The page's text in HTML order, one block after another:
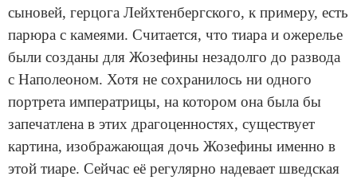
сыновей, герцога Лейхтенбергского, к примеру, есть
парюра с камеями. Считается, что тиара и ожерелье
были созданы для Жозефины незадолго до развода
с Наполеоном. Хотя не сохранилось ни одного
портрета императрицы, на котором она была бы
запечатлена в этих драгоценностях, существует
картина, изображающая дочь Жозефины именно в
этой тиаре. Сейчас её регулярно надевает шведская